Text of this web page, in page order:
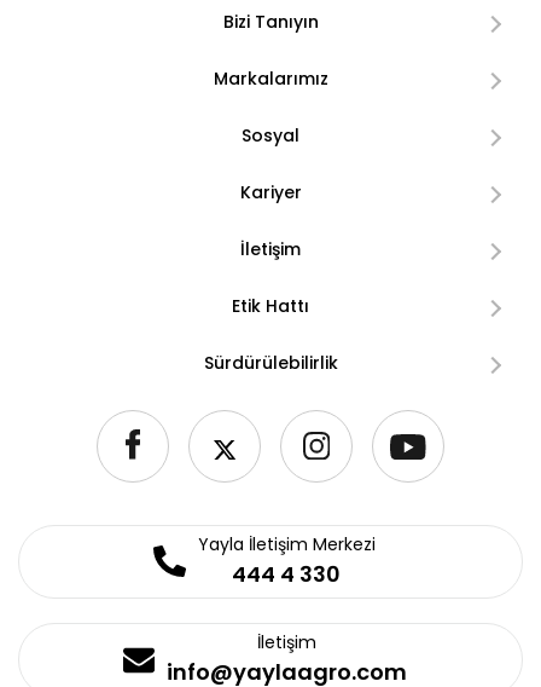
Bizi Tanıyın
Markalarımız
Sosyal
Kariyer
İletişim
Etik Hattı
Sürdürülebilirlik
Yayla İletişim Merkezi
444 4 330
İletişim
info@yaylaagro.com